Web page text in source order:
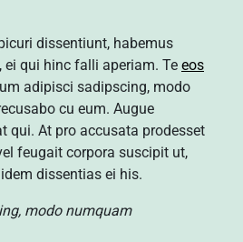
dissentiunt, habemus
qui hinc falli aperiam. Te eos
adipisci sadipscing, modo
cu eum. Augue
qui. At pro accusata prodesset
feugait corpora suscipit ut,
dissentias ei his.
modo numquam